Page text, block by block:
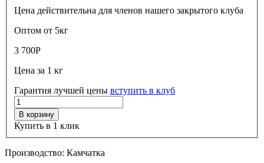
Цена действительна для членов нашего закрытого клуба
Оптом от 5кг
3 700Р
Цена за 1 кг
Гарантия лучшей цены вступить в клуб
В корзину
Купить в 1 клик
Производство: Камчатка